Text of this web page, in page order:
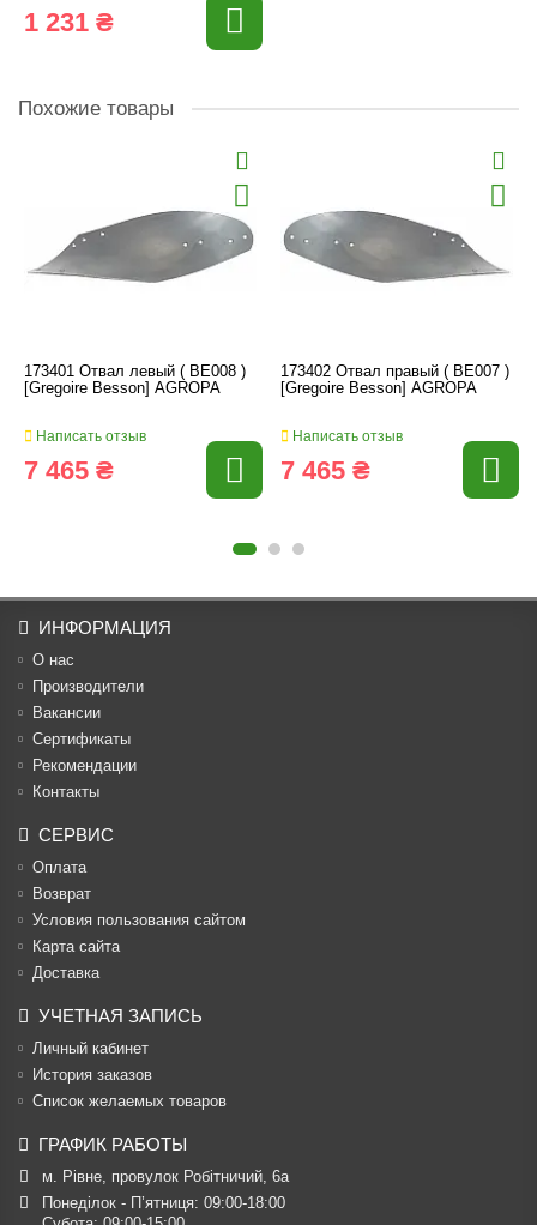
1 231 ₴
Похожие товары
173401 Отвал левый ( BE008 )
[Gregoire Besson] AGROPA
Написать отзыв
7 465 ₴
173402 Отвал правый ( BE007 )
[Gregoire Besson] AGROPA
Написать отзыв
7 465 ₴
ИНФОРМАЦИЯ
О нас
Производители
Вакансии
Cертификаты
Рекомендации
Контакты
СЕРВИС
Оплата
Возврат
Условия пользования сайтом
Карта сайта
Доставка
УЧЕТНАЯ ЗАПИСЬ
Личный кабинет
История заказов
Список желаемых товаров
ГРАФИК РАБОТЫ
м. Рівне, провулок Робітничий, 6а
Понеділок - П’ятниця: 09:00-18:00